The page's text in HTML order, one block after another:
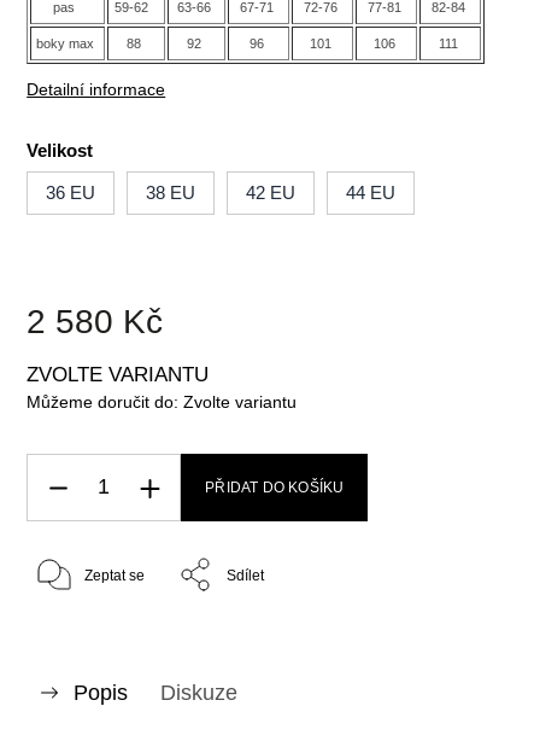
pas 59-62 63-66 67-71 72-76 77-81 82-84
boky max 88 92 96 101 106 111
Detailní informace
Velikost
36 EU 38 EU 42 EU 44 EU
2 580 Kč
ZVOLTE VARIANTU
Můžeme doručit do: Zvolte variantu
PŘIDAT DO KOŠÍKU
Zeptat se Sdílet
Popis Diskuze